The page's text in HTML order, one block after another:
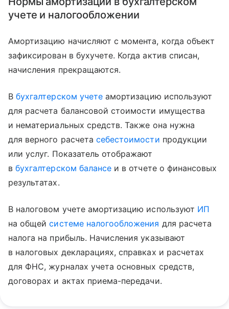
учете и налогообложении
Амортизацию начисляют с момента, когда объект
зафиксирован в бухучете. Когда актив списан,
начисления прекращаются.
Вбухгалтерском учете амортизацию используют
для расчета балансовой стоимости имущества
и нематериальных средств. Также она нужна
для верного расчета себестоимости продукции
или услуг. Показатель отображают
вбухгалтерском балансе и в отчете о финансовых
результатах.
В налоговом учете амортизацию используют ИП
на общейсистеме налогообложения для расчета
налога на прибыль. Начисления указывают
в налоговых декларациях, справках и расчетах
для ФНС, журналах учета основных средств,
договорах и актах приема-передачи.